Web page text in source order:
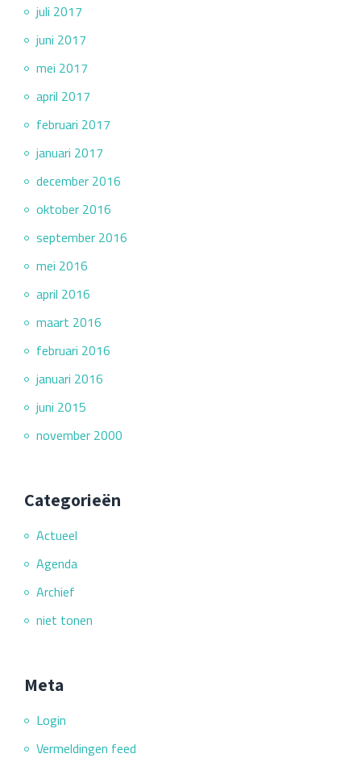
juli 2017
juni 2017
mei 2017
april 2017
februari 2017
januari 2017
december 2016
oktober 2016
september 2016
mei 2016
april 2016
maart 2016
februari 2016
januari 2016
juni 2015
november 2000
Categorieën
Actueel
Agenda
Archief
niet tonen
Meta
Login
Vermeldingen feed